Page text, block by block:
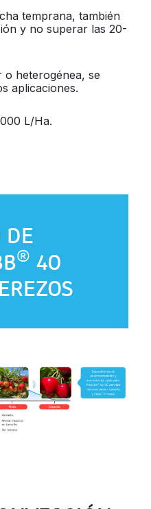
temprana, también
y no superar las 20-
heterogénea, se
aplicaciones.
L/Ha.
DE
® 40